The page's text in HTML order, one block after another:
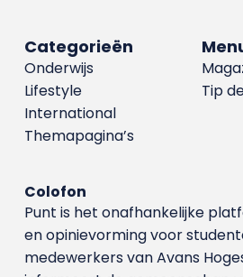
Tip
Categorieën
Onderwijs
Lifestyle
International
Themapagina’s
Colofon
Punt is het onafhankelijke
en opinievorming voor
medewerkers van Avans